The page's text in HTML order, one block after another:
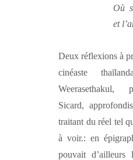
Où
et
Deux réflex­ions à
cinéaste
Weerasethakul,
Sicard,
trai­tant du réel tel
à voir.: en
pou­vait d’ailleurs